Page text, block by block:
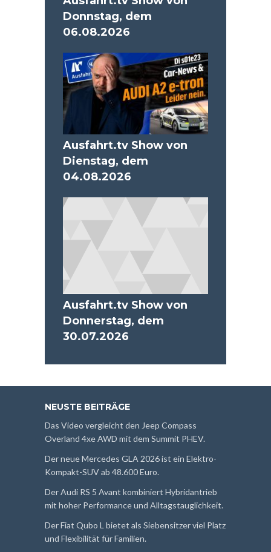
Donnstag, dem
06.08.2026
Ausfahrt.tv Show von
Dienstag, dem
04.08.2026
Ausfahrt.tv Show von
Donnerstag, dem
30.07.2026
NEUSTE BEITRÄGE
Das Video vergleicht den Jeep Compass
Overland 4xe AWD mit dem Summit PHEV.
Der neue Mercedes GLA 2026 ist ein Elektro-
Kompakt-SUV ab 48.600 Euro.
Der Audi RS 5 Avant kombiniert Hybridantrieb
mit hoher Performance und Alltagstauglichkeit.
Der Fiat Qubo L bietet als Siebensitzer viel Platz
und Flexibilität für Familien.